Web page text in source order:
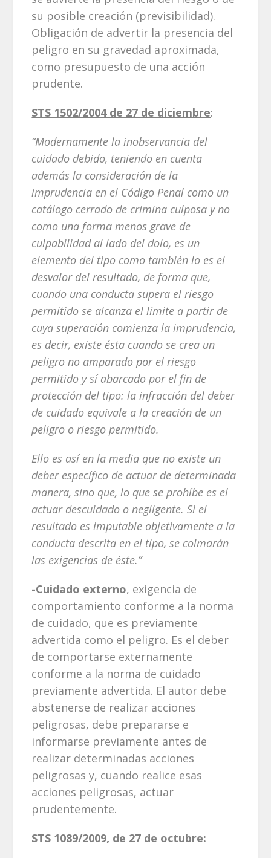
su posible creación (previsibilidad).
Obligación de advertir la presencia del
peligro en su gravedad aproximada,
como presupuesto de una acción
prudente.
STS 1502/2004 de 27 de diciembre:
“Modernamente la inobservancia del
cuidado debido, teniendo en cuenta
además la consideración de la
imprudencia en el Código Penal como un
catálogo cerrado de crimina culposa y no
como una forma menos grave de
culpabilidad al lado del dolo, es un
elemento del tipo como también lo es el
desvalor del resultado, de forma que,
cuando una conducta supera el riesgo
permitido se alcanza el límite a partir de
cuya superación comienza la imprudencia,
es decir, existe ésta cuando se crea un
peligro no amparado por el riesgo
permitido y sí abarcado por el fin de
protección del tipo: la infracción del deber
de cuidado equivale a la creación de un
peligro o riesgo permitido.
Ello es así en la media que no existe un
deber específico de actuar de determinada
manera, sino que, lo que se prohíbe es el
actuar descuidado o negligente. Si el
resultado es imputable objetivamente a la
conducta descrita en el tipo, se colmarán
las exigencias de éste.”
-Cuidado externo, exigencia de
comportamiento conforme a la norma
de cuidado, que es previamente
advertida como el peligro. Es el deber
de comportarse externamente
conforme a la norma de cuidado
previamente advertida. El autor debe
abstenerse de realizar acciones
peligrosas, debe prepararse e
informarse previamente antes de
realizar determinadas acciones
peligrosas y, cuando realice esas
acciones peligrosas, actuar
prudentemente.
STS 1089/2009, de 27 de octubre: